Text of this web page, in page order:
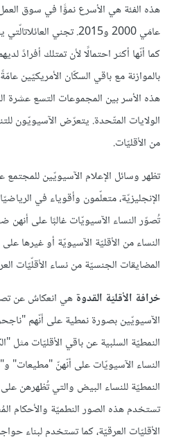
عامَي 2000 و2015. تجني
كما أنّها أكثر احتمالًا لأن تمتلك أفرادً
بالموازنة مع باقي السكّان الأمريكيّين
هذه الأسر بين المجموعات التسع عشرة
الولايات المتّحدة. يتعرّض الآسيويّون
من الأقليّات.
تظهر وسائل الإعلام الآسيويّين
الإنجليزيّة، متعلّمون وأقوياء في
تُصوّر النساء الآسيويّات غالبًا على
النساء من الأقليّة الآسيويّة أو غيرها
المضايقات الجنسيّة من نساء الأقلّيّات
خرافة الأقليّة القدوةهي انعكاسٌ عن
الآسيويّين بصورة نمطية على أنّهم
النمطيّة السلبية عن باقي الأقليّات مثل
النساء الآسيويّات على أنّهنّ "مطيعات"
النمطيّة للنساء البيض والتي تُظهرهن
تستخدم هذه الصور النطميّة والأحكام
الأقليّات العرقيّة، كما تستخدم لبناء